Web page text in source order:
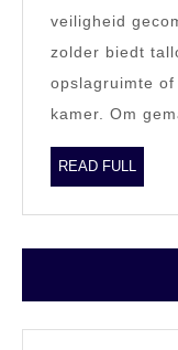
veiligheid
zolder biedt
opslagruimte
kamer. Om
READ FULL
FULL